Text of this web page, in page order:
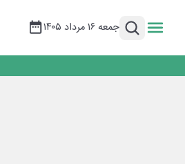
جمعه ۱۶ مرداد ۱۴۰۵